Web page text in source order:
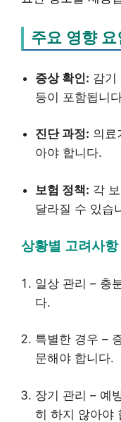
주요 영향 요
증상 확인: 감기
등이 포함됩니
진단 과정: 의료
아야 합니다.
보험 정책: 각
달라질 수 있습
상황별 고려사항
일상 관리 – 충
다.
특별한 경우 –
문해야 합니다.
장기 관리 – 예
히 하지 않아야